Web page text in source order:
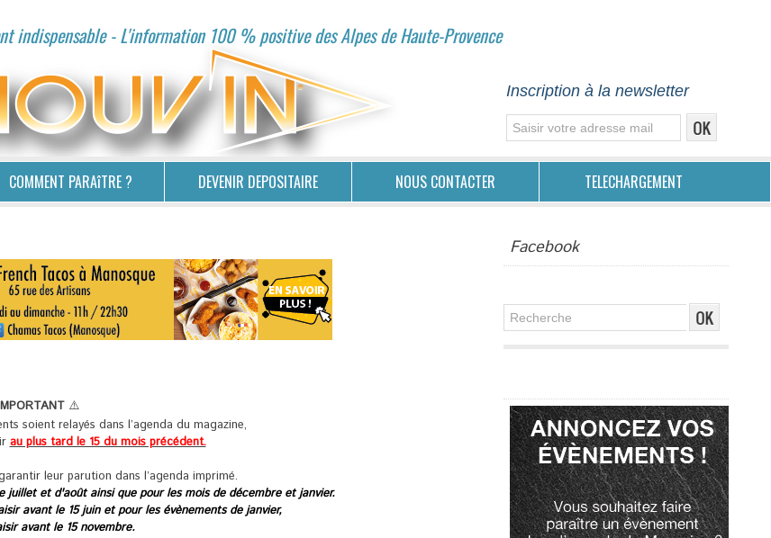
indispensable - L'information 100 % positive des Alpes de Haute-Provence
Inscription à la newsletter
COMMENT PARAîTRE ? DEVENIR DEPOSITAIRE NOUS CONTACTER TELECHARGEMENT
⚠️
soient relayés dans l’agenda du magazine,
au plus tard le 15 du mois précédent.
leur parution dans l’agenda imprimé.
et d'août ainsi que pour les mois de décembre et janvier.
avant le 15 juin et pour les évènements de janvier,
avant le 15 novembre.
Facebook